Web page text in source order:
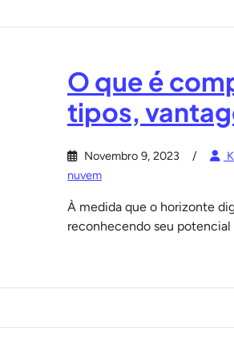
O que é
tipos,
Novembro 9, 2023
nuvem
À medida que o horizonte
reconhecendo seu